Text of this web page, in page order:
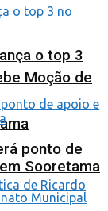
Moção de
o top 3
ponto de
Sooretama